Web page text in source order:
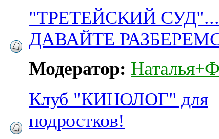
"ТРЕТЕЙСКИЙ
ДАВАЙТЕ
Модератор:
Клуб "КИНОЛОГ" для
подростков!